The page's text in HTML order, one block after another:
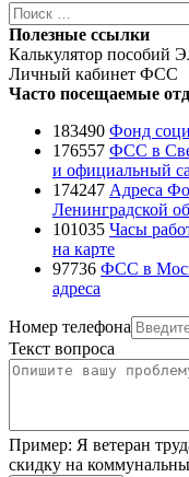
Поиск
Полезные ссылки
Калькулятор пособий
Личный кабинет ФСС
Часто посещаемые
183490 Фонд
176557 ФСС в
и официальный
174247 Адреса
Ленинградской
101035 Часы
на карте
97736 ФСС в
адреса
Номер телефона
Текст вопроса
Пример: Я ветеран
скидку на